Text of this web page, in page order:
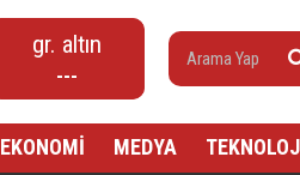
gr. altın
---
EKONOMİ MEDYA